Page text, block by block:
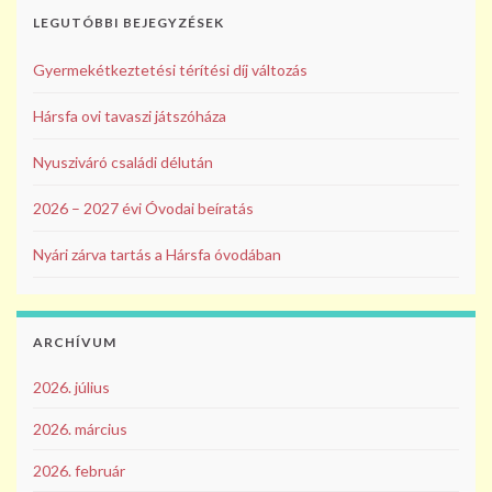
LEGUTÓBBI BEJEGYZÉSEK
Gyermekétkeztetési térítési díj változás
Hársfa ovi tavaszi játszóháza
Nyusziváró családi délután
2026 – 2027 évi Óvodai beíratás
Nyári zárva tartás a Hársfa óvodában
ARCHÍVUM
2026. július
2026. március
2026. február